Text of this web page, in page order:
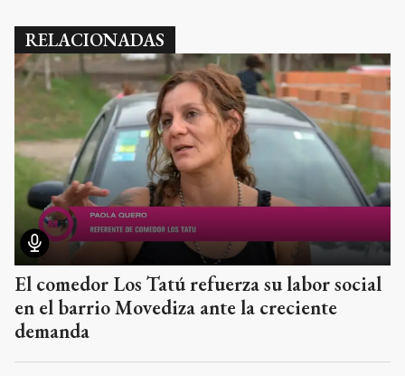
RELACIONADAS
El comedor Los Tatú refuerza su labor social
en el barrio Movediza ante la creciente
demanda